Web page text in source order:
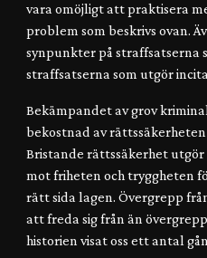
vara omöjligt att praktisera
problem som beskrivs ovan.
synpunkter på straffsatserna
straffsatserna som utgör
Bekämpandet av grov
bekostnad av
Bristande rättssäkerhet
mot friheten och tryggheten
rätt sida lagen. Övergrepp
att freda sig från än
historien visat oss ett antal